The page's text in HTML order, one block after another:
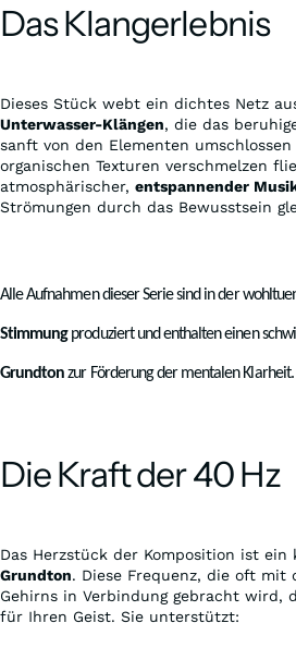
Das Klangerlebnis
Dieses Stück webt ein dichtes Netz
Unterwasser-Klängen, die das
sanft von den Elementen umschlossen
organischen Texturen verschmelzen
atmosphärischer, entspannender
Strömungen durch das Bewusstsein
Alle Aufnahmen dieser Serie sind in der
Stimmungproduziert und enthalten einen
Grundtonzur Förderung der mentalen Klarheit.
Die Kraft der 40 Hz
Das Herzstück der Komposition ist
Grundton. Diese Frequenz, die oft mit
Gehirns in Verbindung gebracht wird,
für Ihren Geist. Sie unterstützt: